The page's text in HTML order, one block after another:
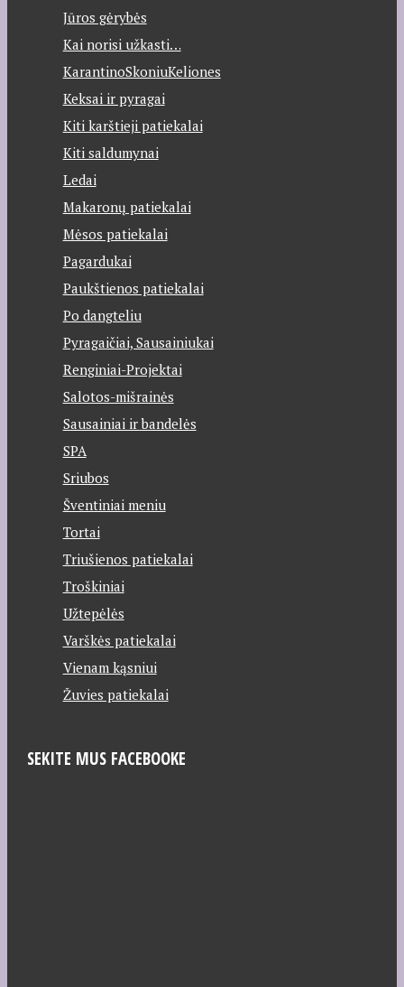
Jūros gėrybės
Kai norisi užkasti…
KarantinoSkoniuKeliones
Keksai ir pyragai
Kiti karštieji patiekalai
Kiti saldumynai
Ledai
Makaronų patiekalai
Mėsos patiekalai
Pagardukai
Paukštienos patiekalai
Po dangteliu
Pyragaičiai, Sausainiukai
Renginiai-Projektai
Salotos-mišrainės
Sausainiai ir bandelės
SPA
Sriubos
Šventiniai meniu
Tortai
Triušienos patiekalai
Troškiniai
Užtepėlės
Varškės patiekalai
Vienam kąsniui
Žuvies patiekalai
SEKITE MUS FACEBOOKE